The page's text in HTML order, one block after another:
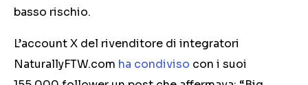
basso rischio.
L’account X del rivenditore di integratori
NaturallyFTW.com ha condiviso con i suoi